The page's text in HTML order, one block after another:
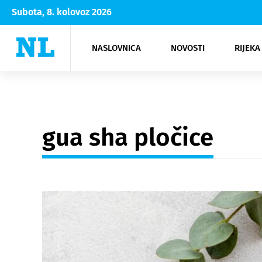
Subota, 8. kolovoz 2026
NASLOVNICA NOVOSTI
Rijeka Opatija
NK
Moda
Kultura
gua sha pločice